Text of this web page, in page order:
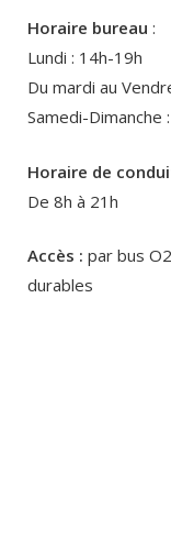
Horaire bureau :
Lundi : 14h-19h
Du mardi au
Samedi-Dimanche
Horaire de
De 8h à 21h
Accès : par bus
durables